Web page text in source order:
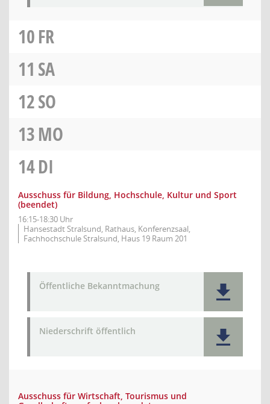
10FR
11 SA
12SO
13MO
14DI
Ausschuss für Bildung, Hochschule, Kultur und Sport
(beendet)
16:15-18:30 Uhr
Hansestadt Stralsund, Rathaus, Konferenzsaal,
Fachhochschule Stralsund, Haus 19 Raum 201
Öffentliche Bekanntmachung
Niederschrift öffentlich
Ausschuss für Wirtschaft, Tourismus und